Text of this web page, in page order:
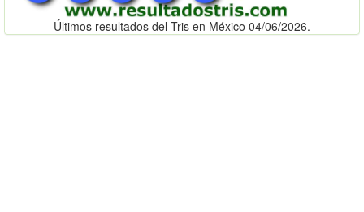
Últimos resultados del Tris en México 04/06/2026.